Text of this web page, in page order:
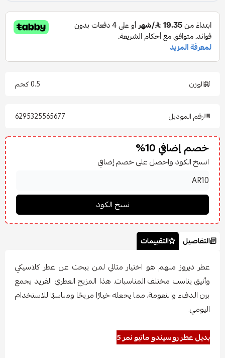
الوزن 0.5 كجم
رقم الموديل 6295325565677
خصم إضافي 10%
انسخ الكود واحصل على خصم إضافي
التفاصيل التقييمات
عطر ديروز ملهم هو اختيار مثالي لمن يبحث عن عطر كلاسيكي
وأنيق يناسب مختلف المناسبات. هذا المزيج العطري الفريد يجمع
بين الدفء والنعومة، مما يجعله خيارًا مريحًا ومناسبًا للاستخدام
اليومي.
بديل عطر روسيندو ماتيو نمر 5